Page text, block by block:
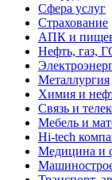
Сфера услуг
Страхование
АПК и
Нефть, газ,
Металлургия
Химия и
Связь и
Мебель и
Hi-tech
Медицина и